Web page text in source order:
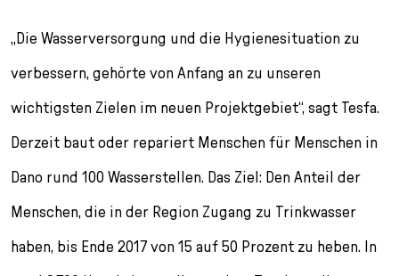
„Die Wasserversorgung und die Hygienesituation zu
verbessern, gehörte von Anfang an zu unseren
wichtigsten Zielen im neuen Projektgebiet“, sagt Tesfa.
Derzeit baut oder repariert Menschen für Menschen in
Dano rund 100 Wasserstellen. Das Ziel: Den Anteil der
Menschen, die in der Region Zugang zu Trinkwasser
haben, bis Ende 2017 von 15 auf 50 Prozent zu heben. In